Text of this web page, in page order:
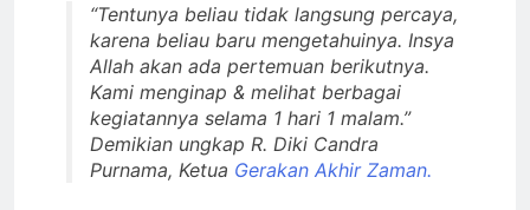
Qasim, Kuncinya di
Tangan Muhammad
Qasim, Dengan 7
Tokoh Inti Sebagai
Porosnya dan Hanya
Jiwa-jiwa yang Suci
yang Diijinkan Masuk
“Tentunya beliau tidak langsung percaya,
karena beliau baru mengetahuinya. Insya
Allah akan ada pertemuan berikutnya.
Kami menginap & melihat berbagai
kegiatannya selama 1 hari 1 malam.”
Demikian ungkap R. Diki Candra
Purnama, Ketua Gerakan Akhir Zaman.